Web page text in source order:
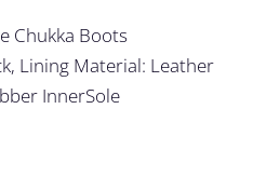
Chukka Boots
Lining Material: Leather
InnerSole